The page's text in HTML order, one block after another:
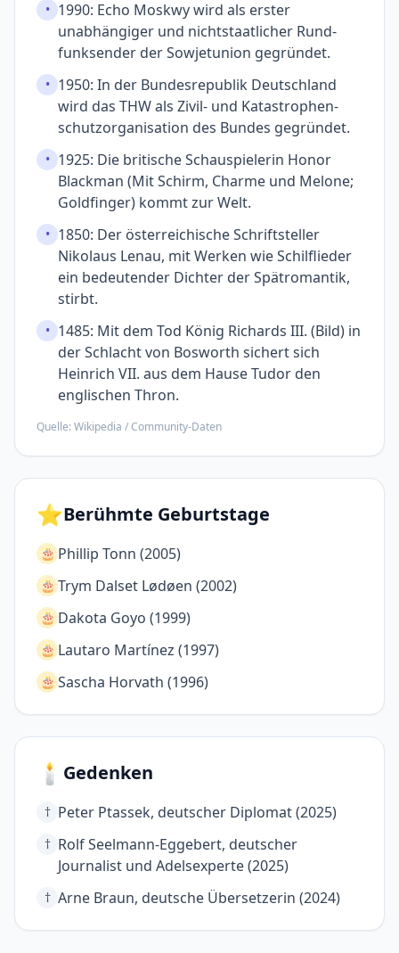
• 1990: Echo Moskwy wird als erster
unabhängiger und nicht­staatlicher Rund­
funk­sender der Sowjet­union gegründet.
• 1950: In der Bundesrepublik Deutschland
wird das THW als Zivil- und Katastrophen­
schutz­organisation des Bundes gegründet.
• 1925: Die britische Schau­spielerin Honor
Blackman (Mit Schirm, Charme und Melone;
Goldfinger) kommt zur Welt.
• 1850: Der öster­reichische Schrift­steller
Nikolaus Lenau, mit Werken wie Schilflieder
ein bedeutender Dichter der Spät­romantik,
stirbt.
• 1485: Mit dem Tod König Richards III. (Bild) in
der Schlacht von Bosworth sichert sich
Heinrich VII. aus dem Hause Tudor den
englischen Thron.
Quelle: Wikipedia / Community-Daten
⭐Berühmte Geburtstage
🎂 Phillip Tonn (2005)
🎂 Trym Dalset Lødøen (2002)
🎂 Dakota Goyo (1999)
🎂 Lautaro Martínez (1997)
🎂 Sascha Horvath (1996)
🕯️ Gedenken
† Peter Ptassek, deutscher Diplomat (2025)
† Rolf Seelmann-Eggebert, deutscher
Journalist und Adelsexperte (2025)
† Arne Braun, deutsche Übersetzerin (2024)